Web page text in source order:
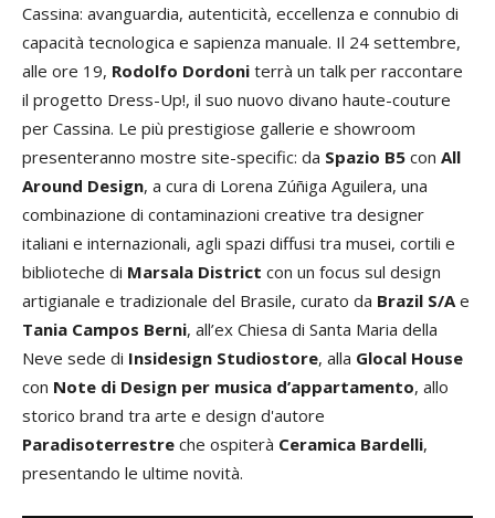
Cassina: avanguardia, autenticità, eccellenza e connubio di
capacità tecnologica e sapienza manuale. Il 24 settembre,
alle ore 19, Rodolfo Dordoni terrà un talk per raccontare
il progetto Dress-Up!, il suo nuovo divano haute-couture
per Cassina. Le più prestigiose gallerie e showroom
presenteranno mostre site-specific: da Spazio B5 con All
Around Design, a cura di Lorena Zúñiga Aguilera, una
combinazione di contaminazioni creative tra designer
italiani e internazionali, agli spazi diffusi tra musei, cortili e
biblioteche di Marsala District con un focus sul design
artigianale e tradizionale del Brasile, curato da Brazil S/Ae
Tania Campos Berni, all’ex Chiesa di Santa Maria della
Neve sede di Insidesign Studiostore, alla Glocal House
con Note di Design per musica d’appartamento, allo
storico brand tra arte e design d'autore
Paradisoterrestre che ospiterà Ceramica Bardelli,
presentando le ultime novità.